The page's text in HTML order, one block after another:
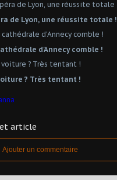
de Lyon, une réussite totale !
d'Annecy comble !
? Très tentant !
article
Ajouter un commentaire